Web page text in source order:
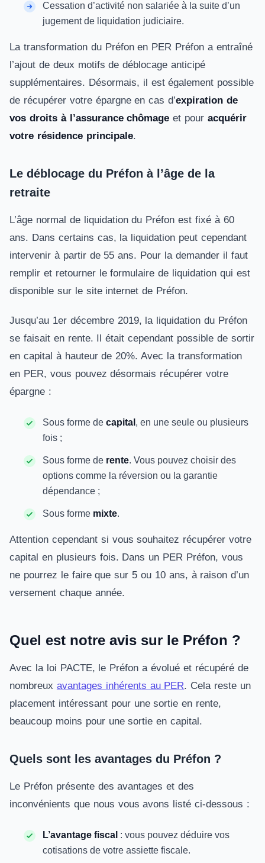
Cessation d’activité non salariée à la suite d’un
jugement de liquidation judiciaire.
La transformation du Préfon en PER Préfon a entraîné
l’ajout de deux motifs de déblocage anticipé
supplémentaires. Désormais, il est également possible
de récupérer votre épargne en cas d’expiration de
vos droits à l’assurance chômage et pour acquérir
votre résidence principale.
Le déblocage du Préfon à l’âge de la
retraite
L’âge normal de liquidation du Préfon est fixé à 60
ans. Dans certains cas, la liquidation peut cependant
intervenir à partir de 55 ans. Pour la demander il faut
remplir et retourner le formulaire de liquidation qui est
disponible sur le site internet de Préfon.
Jusqu’au 1er décembre 2019, la liquidation du Préfon
se faisait en rente. Il était cependant possible de sortir
en capital à hauteur de 20%. Avec la transformation
en PER, vous pouvez désormais récupérer votre
épargne :
Sous forme de capital , en une seule ou plusieurs
fois ;
Sous forme de rente. Vous pouvez choisir des
options comme la réversion ou la garantie
dépendance ;
Sous forme mixte.
Attention cependant si vous souhaitez récupérer votre
capital en plusieurs fois. Dans un PER Préfon, vous
ne pourrez le faire que sur 5 ou 10 ans, à raison d’un
versement chaque année.
Quel est notre avis sur le Préfon ?
Avec la loi PACTE, le Préfon a évolué et récupéré de
nombreux avantages inhérents au PER. Cela reste un
placement intéressant pour une sortie en rente,
beaucoup moins pour une sortie en capital.
Quels sont les avantages du Préfon ?
Le Préfon présente des avantages et des
inconvénients que nous vous avons listé ci-dessous :
L’avantage fiscal : vous pouvez déduire vos
cotisations de votre assiette fiscale.